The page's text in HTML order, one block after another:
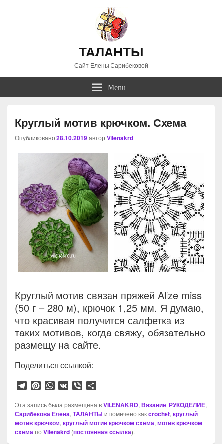
ТАЛАНТЫ
Сайт Елены Сарибековой
Menu
Круглый мотив крючком. Схема
Опубликовано 28.10.2019автор Vilenakrd
Круглый мотив связан пряжей Alize miss
(50 г – 280 м), крючок 1,25 мм. Я думаю,
что красивая получится салфетка из
таких мотивов, когда свяжу, обязательно
размещу на сайте.
Поделиться ссылкой:
T
l
e
g
r
P
n
t
e
r
W
a
t
s
A
V
V
b
e
r
п
р
а
в
Эта запись была размещена вVILENAKRD, Вязание, РУКОДЕЛИЕ,
Сарибекова Елена, ТАЛАНТЫ и помечено какcrochet, круглый
мотив крючком, круглый мотив крючком схема, мотив крючком
схемапо Vilenakrd (постоянная ссылка).